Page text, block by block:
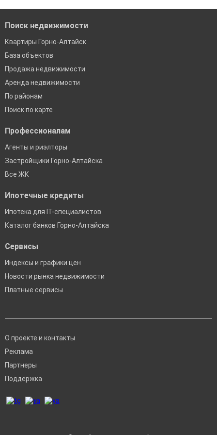
Поиск недвижимости
Квартиры Горно-Алтайск
База объектов
Продажа недвижимости
Аренда недвижимости
По районам
Поиск по карте
Профессионалам
Агенты и риэлторы
Застройщики Горно-Алтайска
Все ЖК
Ипотечные кредиты
Ипотека для IT-специалистов
Каталог банков Горно-Алтайска
Сервисы
Индексы и графики цен
Новости рынка недвижимости
Платные сервисы
О проекте и контакты
Реклама
Партнеры
Поддержка